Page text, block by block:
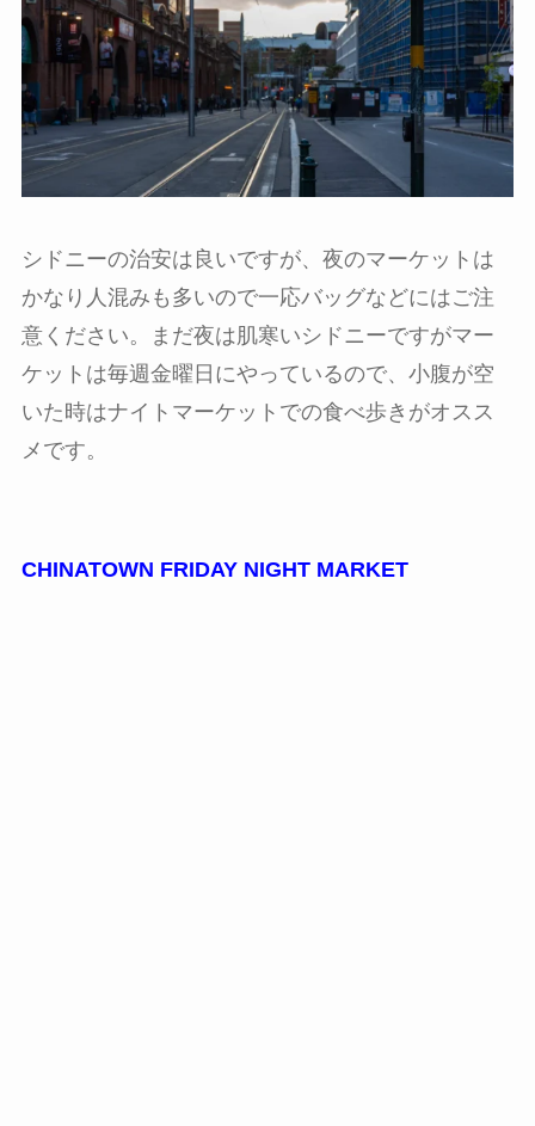
シドニーの治安は良いですが、夜のマーケットは
かなり人混みも多いので一応バッグなどにはご注
意ください。まだ夜は肌寒いシドニーですがマー
ケットは毎週金曜日にやっているので、小腹が空
いた時はナイトマーケットでの食べ歩きがオスス
メです。
CHINATOWN FRIDAY NIGHT MARKET